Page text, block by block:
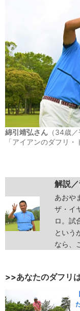
綿引靖弘さん （34歳
「アイアンのダフリ
解説
あおや
ザ・イ
ロ。試
という
なら、
>>あなたのダフリ